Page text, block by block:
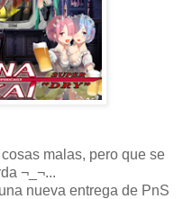
malas, pero que se
¬_¬...
nueva entrega de PnS